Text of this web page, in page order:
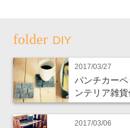
DIY
2017/03/27
パンチカー
ンテリア雑貨
2017/03/06